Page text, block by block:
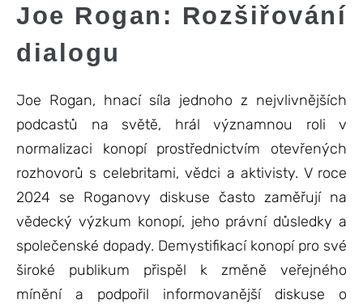
Joe Rogan: Rozšiřování
dialogu
Joe Rogan, hnací síla jednoho z nejvlivnějších
podcastů na světě, hrál významnou roli v
normalizaci konopí prostřednictvím otevřených
rozhovorů s celebritami, vědci a aktivisty. V roce
2024 se Roganovy diskuse často zaměřují na
vědecký výzkum konopí, jeho právní důsledky a
společenské dopady. Demystifikací konopí pro své
široké publikum přispěl k změně veřejného
mínění a podpořil informovanější diskuse o